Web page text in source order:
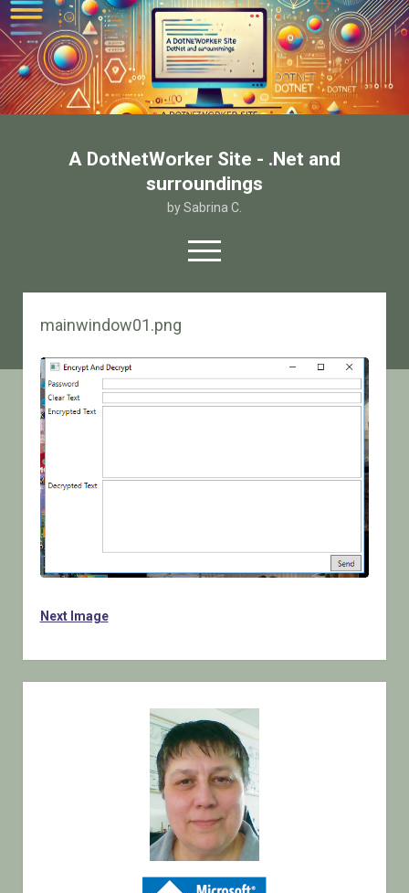
A DotNetWorker Site - .Net and
surroundings
by Sabrina C.
open
menu
twitterfacebook
email-form
Chi sono
Contatto
mainwindow01.png
Next Image